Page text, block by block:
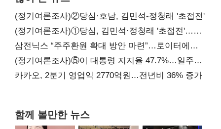
(정기여론조사)②당심·호남, 김민석-정청래 '초접전'
(정기여론조사)①당심, 김민석·정청래 '초접전'…
대통령 지지도 '50% 아래로'(종합)
삼전닉스 “주주환원 확대 방안 마련”…로이터에
성명 보내
(정기여론조사)⑤이 대통령 지지율 47.7%…일주일
만에 다시 40%대
카카오, 2분기 영업익 2770억원…전년비 36% 증가
함께 볼만한 뉴스